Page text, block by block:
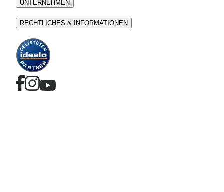
UNTERNEHMEN
RECHTLICHES & INFORMATIONEN